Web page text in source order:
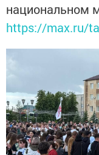
национальном
https://max.ru/